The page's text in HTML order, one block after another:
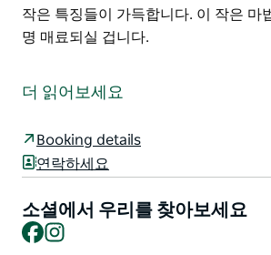
작은 특징들이 가득합니다. 이 작은 마
명 매료되실 겁니다.
아웃 데저트 하이드어웨이에 오신 것을
아름다운 전망을 자랑하는 매우 프라이
고 오픈 플랜 구조로 되어 있습니다. 위
전망을 자랑하는 선룸이 있어 모닝 커
더 읽어보세요
Booking details
연락하세요
소셜에서 우리를 찾아보세요
Facebook